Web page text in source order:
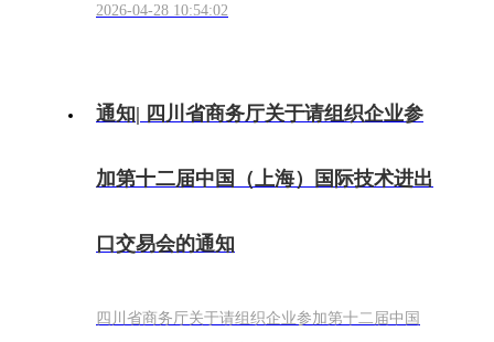
2026-04-28 10:54:02
通知| 四川省商务厅关于请组织企业参
加第十二届中国（上海）国际技术进出
口交易会的通知
四川省商务厅关于请组织企业参加第十二届中国